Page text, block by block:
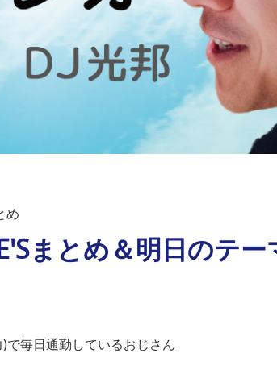
め
まとめ＆明日のテー
で毎日通勤しているおじさん